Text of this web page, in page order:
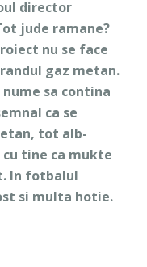
director
jude ramane?
nu se face
gaz metan.
nume sa contina
ca se
tot alb-
tine ca mukte
In fotbalul
si multa hotie.